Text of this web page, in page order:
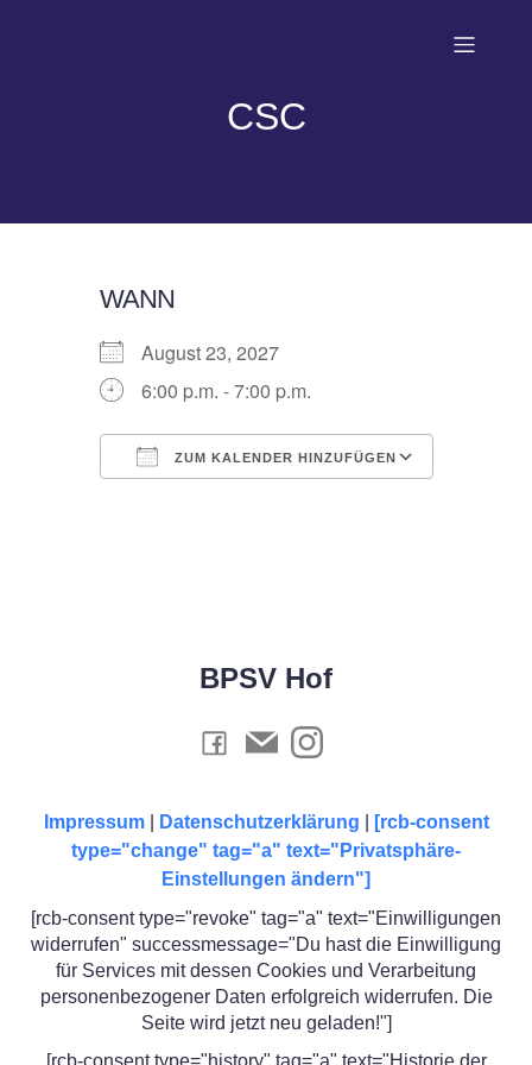
CSC
WANN
August 23, 2027
6:00 p.m. - 7:00 p.m.
ZUM KALENDER HINZUFÜGEN
BPSV Hof
Impressum Datenschutzerklärung
[rcb-consent
type="change" tag="a" text="Privatsphäre-
Einstellungen ändern"]
[rcb-consent type="revoke" tag="a" text="Einwilligungen
widerrufen" successmessage="Du hast die Einwilligung
für Services mit dessen Cookies und Verarbeitung
personenbezogener Daten erfolgreich widerrufen. Die
Seite wird jetzt neu geladen!"]
[rcb-consent type="history" tag="a" text="Historie der